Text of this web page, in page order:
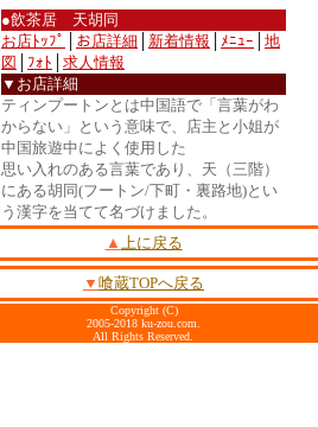
●飲茶居 天胡同
お店ﾄｯﾌﾟ
お店詳細 新着情報 ﾒﾆｭｰ
地
図
ﾌｫﾄ
求人情報
▼お店詳細
ティンプートンとは中国語で「言葉がわ
からない」という意味で、店主と小姐が
中国旅遊中によく使用した
思い入れのある言葉であり、天（三階）
にある胡同(フートン/下町・裏路地)とい
う漢字を当てて名づけました。
▲ 上に戻る
▼ 喰蔵TOPへ戻る
Copyright (C)
2005-2018 ku-zou.com.
All Rights Reserved.